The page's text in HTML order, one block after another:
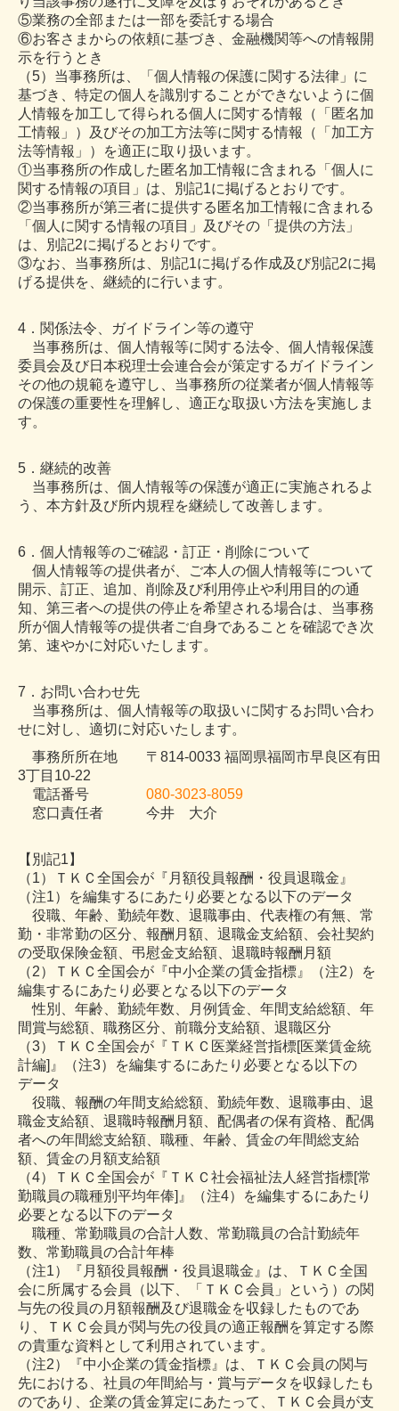
⑤業務の全部または一部を委託する場合
⑥お客さまからの依頼に基づき、金融機関等への情報開
示を行うとき
（5）当事務所は、「個人情報の保護に関する法律」に
基づき、特定の個人を識別することができないように個
人情報を加工して得られる個人に関する情報（「匿名加
工情報」）及びその加工方法等に関する情報（「加工方
法等情報」）を適正に取り扱います。
①当事務所の作成した匿名加工情報に含まれる「個人に
関する情報の項目」は、別記1に掲げるとおりです。
②当事務所が第三者に提供する匿名加工情報に含まれる
「個人に関する情報の項目」及びその「提供の方法」
は、別記2に掲げるとおりです。
③なお、当事務所は、別記1に掲げる作成及び別記2に掲
げる提供を、継続的に行います。
4．関係法令、ガイドライン等の遵守
当事務所は、個人情報等に関する法令、個人情報保護
委員会及び日本税理士会連合会が策定するガイドライン
その他の規範を遵守し、当事務所の従業者が個人情報等
の保護の重要性を理解し、適正な取扱い方法を実施しま
す。
5．継続的改善
当事務所は、個人情報等の保護が適正に実施されるよ
う、本方針及び所内規程を継続して改善します。
6．個人情報等のご確認・訂正・削除について
個人情報等の提供者が、ご本人の個人情報等について
開示、訂正、追加、削除及び利用停止や利用目的の通
知、第三者への提供の停止を希望される場合は、当事務
所が個人情報等の提供者ご自身であることを確認でき次
第、速やかに対応いたします。
7．お問い合わせ先
当事務所は、個人情報等の取扱いに関するお問い合わ
せに対し、適切に対応いたします。
事務所所在地 〒814-0033 福岡県福岡市早良区有田
3丁目10-22
電話番号 080-3023-8059
窓口責任者 今井 大介
【別記1】
（1）ＴＫＣ全国会が『月額役員報酬・役員退職金』
（注1）を編集するにあたり必要となる以下のデータ
役職、年齢、勤続年数、退職事由、代表権の有無、常
勤・非常勤の区分、報酬月額、退職金支給額、会社契約
の受取保険金額、弔慰金支給額、退職時報酬月額
（2）ＴＫＣ全国会が『中小企業の賃金指標』（注2）を
編集するにあたり必要となる以下のデータ
性別、年齢、勤続年数、月例賃金、年間支給総額、年
間賞与総額、職務区分、前職分支給額、退職区分
（3）ＴＫＣ全国会が『ＴＫＣ医業経営指標[医業賃金統
計編]』（注3）を編集するにあたり必要となる以下の
データ
役職、報酬の年間支給総額、勤続年数、退職事由、退
職金支給額、退職時報酬月額、配偶者の保有資格、配偶
者への年間総支給額、職種、年齢、賃金の年間総支給
額、賃金の月額支給額
（4）ＴＫＣ全国会が『ＴＫＣ社会福祉法人経営指標[常
勤職員の職種別平均年俸]』（注4）を編集するにあたり
必要となる以下のデータ
職種、常勤職員の合計人数、常勤職員の合計勤続年
数、常勤職員の合計年棒
（注1）『月額役員報酬・役員退職金』は、ＴＫＣ全国
会に所属する会員（以下、「ＴＫＣ会員」という）の関
与先の役員の月額報酬及び退職金を収録したものであ
り、ＴＫＣ会員が関与先の役員の適正報酬を算定する際
の貴重な資料として利用されています。
（注2）『中小企業の賃金指標』は、ＴＫＣ会員の関与
先における、社員の年間給与・賞与データを収録したも
のであり、企業の賃金算定にあたって、ＴＫＣ会員が支